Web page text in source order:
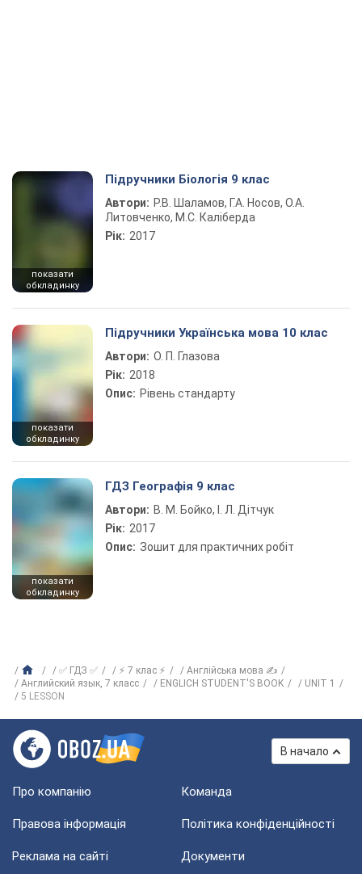
показати
обкладинку
Підручники Біологія 9 клас
Автори: Р.В. Шаламов, Г.А. Носов, О.А.
Литовченко, М.С. Каліберда
Рік: 2017
показати
обкладинку
Підручники Українська мова 10 клас
Автори: О. П. Глазова
Рік: 2018
Опис: Рівень стандарту
показати
обкладинку
ГДЗ Географія 9 клас
Автори: В. М. Бойко, І. Л. Дітчук
Рік: 2017
Опис: Зошит для практичних робіт
✅ ГДЗ ✅ ⚡ 7 клас ⚡
Англійська мова ✍
Английский язык, 7 класс
ENGLICH STUDENT'S BOOK
UNIT 1
5 LESSON
В начало
Про компанію Команда
Правова інформація Політика конфіденційності
Реклама на сайті Документи